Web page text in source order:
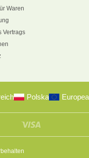
Waren
Vertrags
Polska